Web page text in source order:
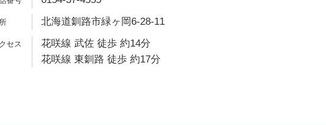
北海道釧路市緑ヶ岡6-28-11
花咲線 武佐 徒歩 約14分
花咲線 東釧路 徒歩 約17分